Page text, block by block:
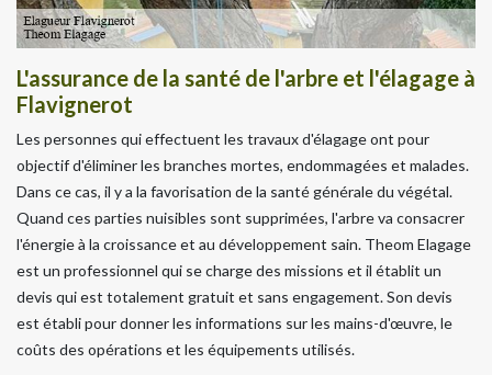
L'assurance de la santé de l'arbre et l'élagage à
Flavignerot
Les personnes qui effectuent les travaux d'élagage ont pour
objectif d'éliminer les branches mortes, endommagées et malades.
Dans ce cas, il y a la favorisation de la santé générale du végétal.
Quand ces parties nuisibles sont supprimées, l'arbre va consacrer
l'énergie à la croissance et au développement sain. Theom Elagage
est un professionnel qui se charge des missions et il établit un
devis qui est totalement gratuit et sans engagement. Son devis
est établi pour donner les informations sur les mains-d'œuvre, le
coûts des opérations et les équipements utilisés.